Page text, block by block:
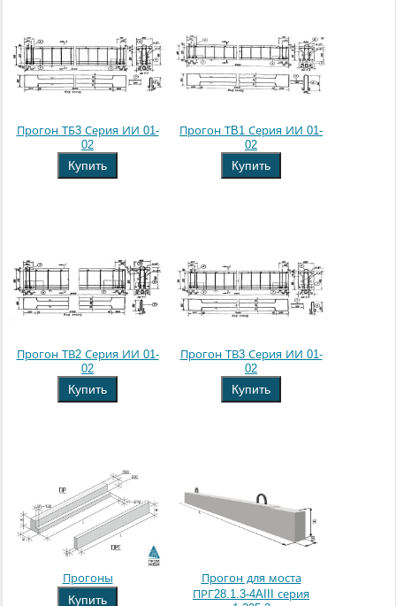
Прогон ТБ3 Серия ИИ 01-
02
Купить
Прогон ТB1 Серия ИИ 01-
02
Купить
Прогон ТВ2 Серия ИИ 01-
02
Купить
Прогон ТВ3 Серия ИИ 01-
02
Купить
Прогоны
Купить
Прогон для моста
ПРГ28.1.3-4AIII серия